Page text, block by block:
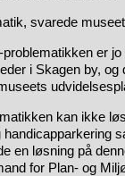
svarede
problematikken er
i Skagen by,
kan ikke
handicapparkering
en løsning på
for Plan- og